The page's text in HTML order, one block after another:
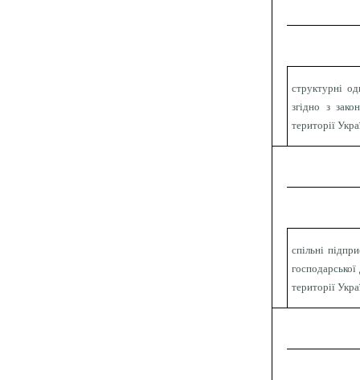
структурні
згідно з
території
спільні
території